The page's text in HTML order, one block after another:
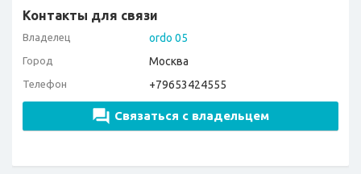
Контакты для связи
Владелец ordo 05
Город Москва
Телефон +79653424555
Связаться с владельцем